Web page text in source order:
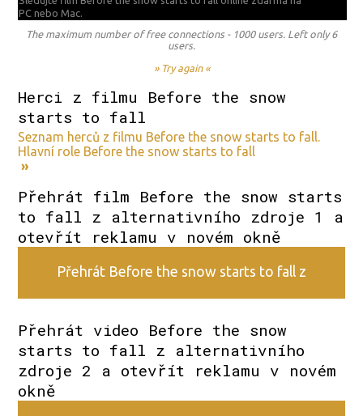
PC nebo Mac.
The maximum number of free connections - 1000 users. Left only 6
users.
» Try again «
Herci z filmu Before the snow
starts to fall
Seznam herců z filmu Before the snow starts to fall.
Hlavní role Before the snow starts to fall
»
Přehrát film Before the snow starts
to fall z alternativního zdroje 1 a
otevřít reklamu v novém okně
Přehrát Before the snow starts to fall z
Přehrát video Before the snow
starts to fall z alternativního
zdroje 2 a otevřít reklamu v novém
okně